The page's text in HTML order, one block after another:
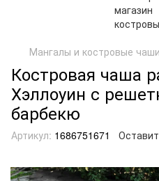
Мангалы и костровые
Костровая чаша
Хэллоуин с
барбекю
Артикул: 1686751671